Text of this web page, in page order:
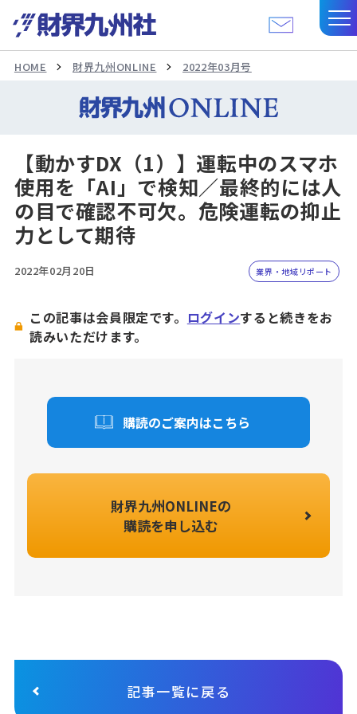
HOME 財界九州ONLINE 2022年03月号
【動かすDX（1）】運転中のスマホ
使用を「AI」で検知／最終的には人
の目で確認不可欠。危険運転の抑止
力として期待
2022年02月20日 業界・地域リポート
この記事は会員限定です。 ログインすると続きをお
読みいただけます。
購読のご案内はこちら
財界九州ONLINEの
購読を申し込む
記事一覧に戻る